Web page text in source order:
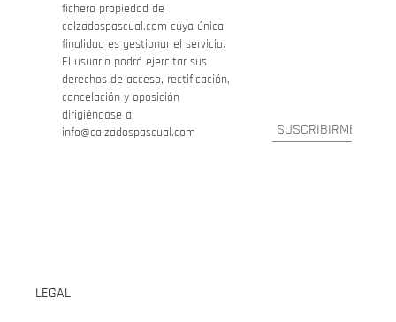
fichero propiedad de
calzadospascual.com cuya única
finalidad es gestionar el servicio.
El usuario podrá ejercitar sus
derechos de acceso, rectificación,
cancelación y oposición
dirigiéndose a:
info@calzadospascual.com
LEGAL